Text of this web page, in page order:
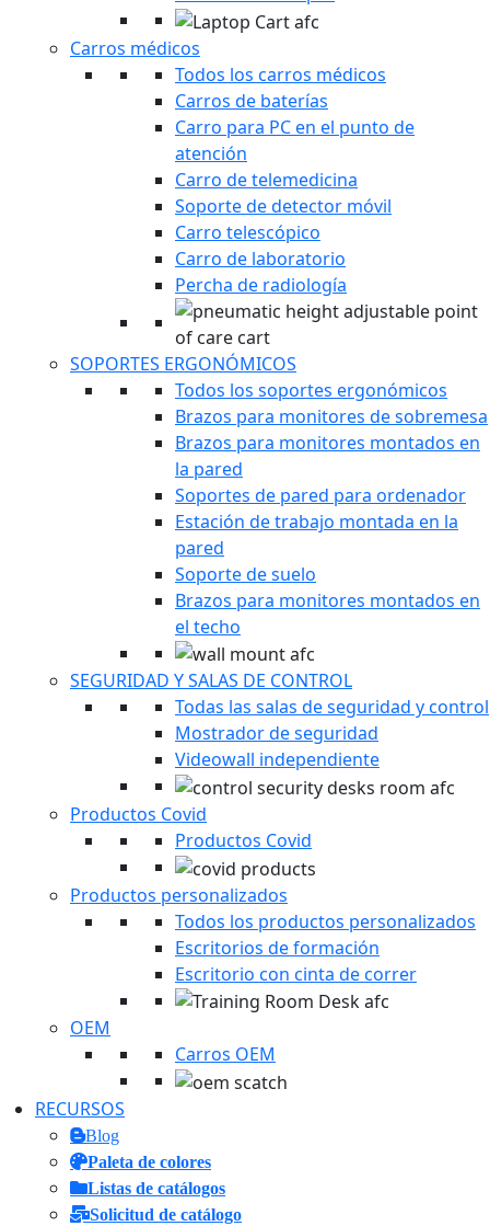
Carros médicos
Todos los carros médicos
Carros de baterías
Carro para PC en el punto de
atención
Carro de telemedicina
Soporte de detector móvil
Carro telescópico
Carro de laboratorio
Percha de radiología
SOPORTES ERGONÓMICOS
Todos los soportes ergonómicos
Brazos para monitores de sobremesa
Brazos para monitores montados en
la pared
Soportes de pared para ordenador
Estación de trabajo montada en la
pared
Soporte de suelo
Brazos para monitores montados en
el techo
SEGURIDAD Y SALAS DE CONTROL
Todas las salas de seguridad y control
Mostrador de seguridad
Videowall independiente
Productos Covid
Productos Covid
Productos personalizados
Todos los productos personalizados
Escritorios de formación
Escritorio con cinta de correr
OEM
Carros OEM
RECURSOS
Blog
Paleta de colores
Listas de catálogos
Solicitud de catálogo